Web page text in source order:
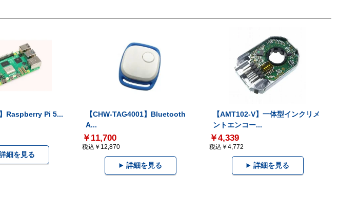
】Raspberry Pi 5...
細を見る
【CHW-TAG4001】Bluetooth
A...
￥11,700
税込￥12,870
詳細を見る
【AMT102-V】一体型インクリメ
ントエンコー...
￥4,339
税込￥4,772
詳細を見る